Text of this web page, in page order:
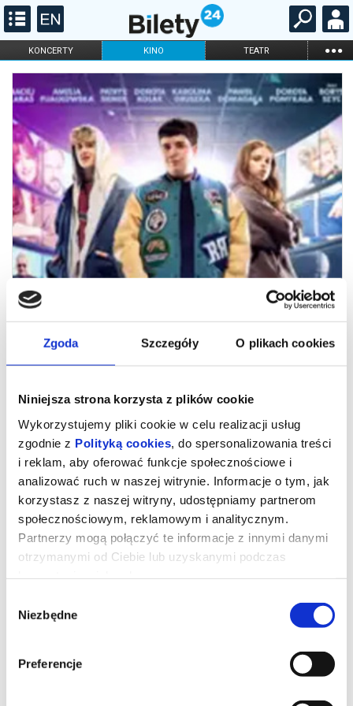
Zgoda Szczegóły O plikach cookies
Niniejsza strona korzysta z plików cookie
Wykorzystujemy pliki cookie w celu realizacji usług
zgodnie z Polityką cookies , do spersonalizowania treści
i reklam, aby oferować funkcje społecznościowe i
analizować ruch w naszej witrynie. Informacje o tym, jak
korzystasz z naszej witryny, udostępniamy partnerom
społecznościowym, reklamowym i analitycznym.
Partnerzy mogą połączyć te informacje z innymi danymi
otrzymanymi od Ciebie lub uzyskanymi podczas
zgody
Niezbędne
Preferencje
KONCERTY KINO TEATR ...
FILHARMONIA OPERA I BALET
STAND-UP
DLA DZIECI
ONLINE KARNETY
ZA DUŻY NA BAJKI 3
złośliwy komentarz… i nieświadomie uruchamia lawinę hejtu, która
uderza w jedną z najbliższych mu osób – Delfinę. Przygnieciony
ciężarem własnego błędu, Waldi nie potrafi przyznać się ani
nienawiści. Ale kiedy sytuacja zaczyna zagrażać bezpieczeństwu